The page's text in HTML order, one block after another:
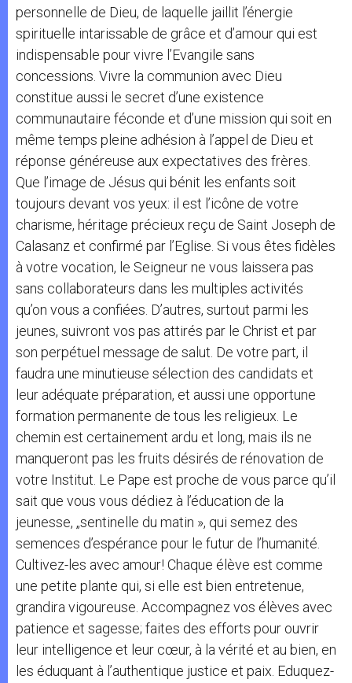
personnelle de Dieu, de laquelle jaillit l’énergie
spirituelle intarissable de grâce et d’amour qui est
indispensable pour vivre l’Evangile sans
concessions. Vivre la communion avec Dieu
constitue aussi le secret d’une existence
communautaire féconde et d’une mission qui soit en
même temps pleine adhésion à l’appel de Dieu et
réponse généreuse aux expectatives des frères.
Que l’image de Jésus qui bénit les enfants soit
toujours devant vos yeux: il est l’icône de votre
charisme, héritage précieux reçu de Saint Joseph de
Calasanz et confirmé par l’Eglise. Si vous êtes fidèles
à votre vocation, le Seigneur ne vous laissera pas
sans collaborateurs dans les multiples activités
qu’on vous a confiées. D’autres, surtout parmi les
jeunes, suivront vos pas attirés par le Christ et par
son perpétuel message de salut. De votre part, il
faudra une minutieuse sélection des candidats et
leur adéquate préparation, et aussi une opportune
formation permanente de tous les religieux. Le
chemin est certainement ardu et long, mais ils ne
manqueront pas les fruits désirés de rénovation de
votre Institut. Le Pape est proche de vous parce qu’il
sait que vous vous dédiez à l’éducation de la
jeunesse, „sentinelle du matin », qui semez des
semences d’espérance pour le futur de l’humanité.
Cultivez-les avec amour! Chaque élève est comme
une petite plante qui, si elle est bien entretenue,
grandira vigoureuse. Accompagnez vos élèves avec
patience et sagesse; faites des efforts pour ouvrir
leur intelligence et leur cœur, à la vérité et au bien, en
les éduquant à l’authentique justice et paix. Eduquez-